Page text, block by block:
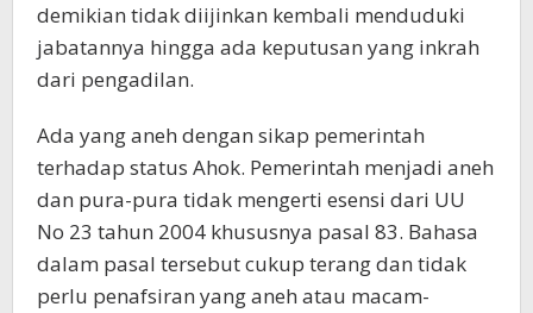
demikian tidak diijinkan kembali menduduki
jabatannya hingga ada keputusan yang inkrah
dari pengadilan.
Ada yang aneh dengan sikap pemerintah
terhadap status Ahok. Pemerintah menjadi aneh
dan pura-pura tidak mengerti esensi dari UU
No 23 tahun 2004 khususnya pasal 83. Bahasa
dalam pasal tersebut cukup terang dan tidak
perlu penafsiran yang aneh atau macam-